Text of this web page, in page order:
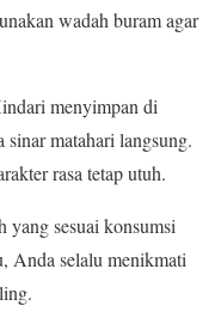
wadah buram agar
menyimpan di
matahari langsung.
rasa tetap utuh.
sesuai konsumsi
Anda selalu menikmati